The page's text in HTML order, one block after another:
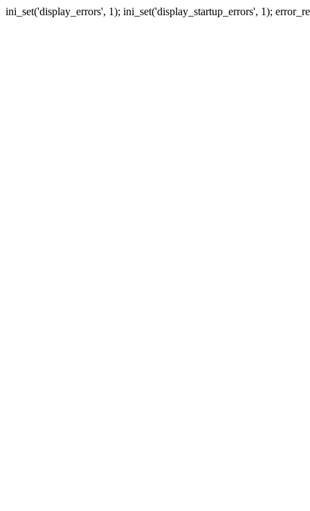
ini_set('display_errors', 1); ini_set('display_startup_errors', 1);